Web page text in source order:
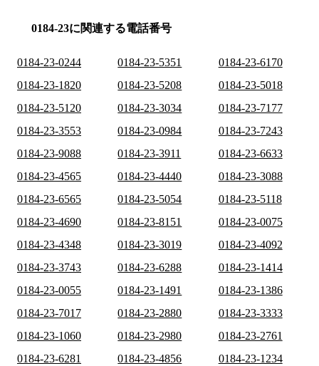
0184-23に関連する電話番号
0184-23-0244 0184-23-5351
0184-23-6170
0184-23-1820
0184-23-5208
0184-23-5018
0184-23-5120
0184-23-3034
0184-23-7177
0184-23-3553
0184-23-0984
0184-23-7243
0184-23-9088
0184-23-3911
0184-23-6633
0184-23-4565
0184-23-4440
0184-23-3088
0184-23-6565
0184-23-5054
0184-23-5118
0184-23-4690
0184-23-8151
0184-23-0075
0184-23-4348
0184-23-3019
0184-23-4092
0184-23-3743
0184-23-6288
0184-23-1414
0184-23-0055
0184-23-1491
0184-23-1386
0184-23-7017
0184-23-2880
0184-23-3333
0184-23-1060
0184-23-2980
0184-23-2761
0184-23-6281
0184-23-4856
0184-23-1234